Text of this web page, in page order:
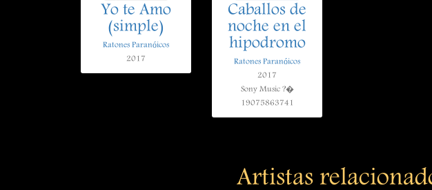
Yo te Amo
(simple)
Ratones Paranóicos
2017
Caballos de
noche en el
hipodromo
Ratones Paranóicos
2017
Sony Music ?�
19075863741
Artistas